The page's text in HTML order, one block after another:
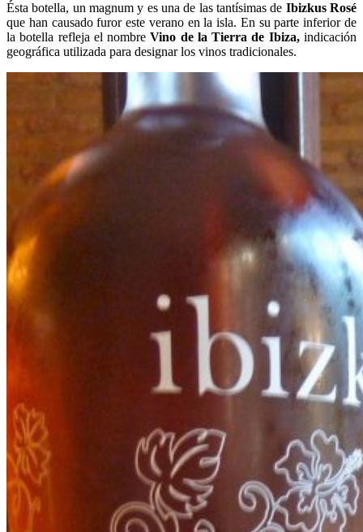
Ésta botella, un magnum y es una de las tantísimas de Ibizkus Rosé
que han causado furor este verano en la isla. En su parte inferior de
la botella refleja el nombreVino de la Tierra de Ibiza,indicación
geográfica utilizada para designar los vinos tradicionales.